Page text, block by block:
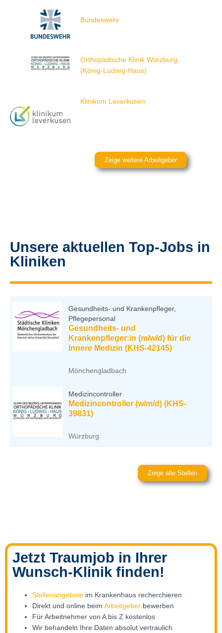
Bundeswehr
Orthopädische Klinik Würzburg
(König-Ludwig-Haus)
Klinikum Leverkusen
Zeige weitere Arbeitgeber
Unsere aktuellen Top-Jobs in
Kliniken
Gesundheits- und Krankenpfleger,
Pflegepersonal
Gesundheits- und
Krankenpfleger:in (m/w/d) für die
Innere Medizin (KHS-42145)
Mönchengladbach
Medizincontroller
Medizincontroller (w/m/d) (KHS-
39831)
Würzburg
Zeige alle Stellen
Jetzt Traumjob in Ihrer
Wunsch-Klinik finden!
Stellenangebote im Krankenhaus recherchieren
Direkt und online beim Arbeitgeber bewerben
Für Arbeitnehmer von A bis Z kostenlos
Wir behandeln Ihre Daten absolut vertraulich